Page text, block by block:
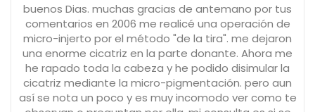
buenos Dias. muchas gracias de antemano por tus
comentarios en 2006 me realicé una operación de
micro-injerto por el método "de la tira". me dejaron
una enorme cicatriz en la parte donante. Ahora me
he rapado toda la cabeza y he podido disimular la
cicatriz mediante la micro-pigmentación. pero aun
así se nota un poco y es muy incomodo ver como te